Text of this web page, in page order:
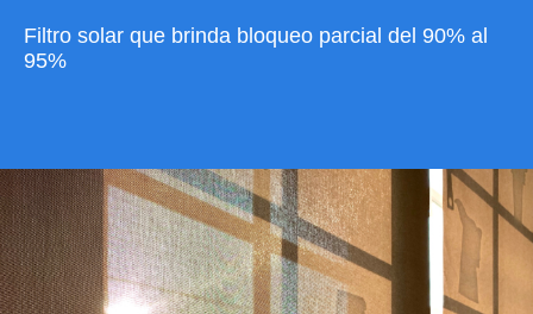
Filtro solar que brinda bloqueo parcial del 90% al
95%